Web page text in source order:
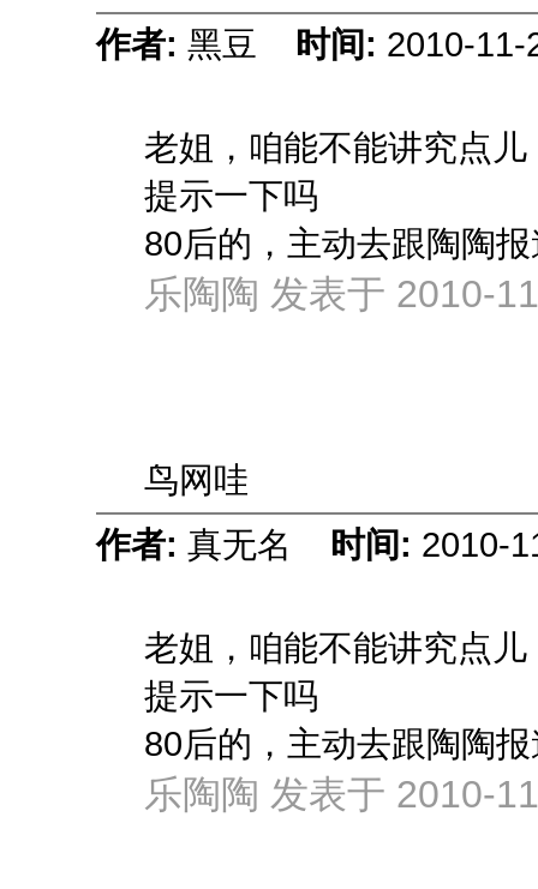
作者: 黑豆 时间: 2010-11-
老姐，咱能不能讲究点
提示一下吗
80后的，主动去跟陶陶
乐陶陶 发表于 2010-
鸟网哇
作者: 真无名 时间: 2010-
老姐，咱能不能讲究点
提示一下吗
80后的，主动去跟陶陶
乐陶陶 发表于 2010-